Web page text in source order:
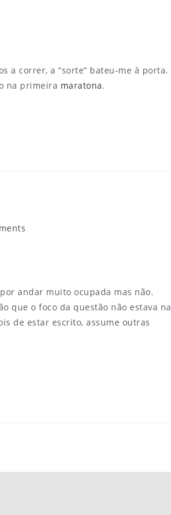
a correr, a “sorte” bateu-me à porta.
na primeira maratona.
andar muito ocupada mas não.
que o foco da questão não estava na
de estar escrito, assume outras